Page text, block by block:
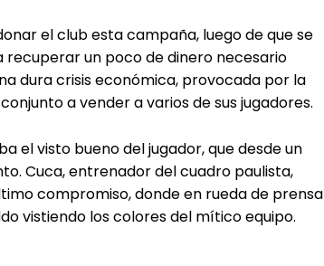
el club esta campaña, luego de que se
un poco de dinero necesario
dura crisis económica, provocada por la
a vender a varios de sus jugadores.
el visto bueno del jugador, que desde un
Cuca, entrenador del cuadro paulista,
compromiso, donde en rueda de prensa
vistiendo los colores del mítico equipo.